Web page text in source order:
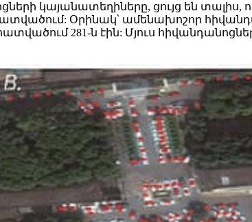
կայանատեղիները, ցույց են տալիս,
Օրինակ՝ ամենախոշոր
281-ն էին: Մյուս